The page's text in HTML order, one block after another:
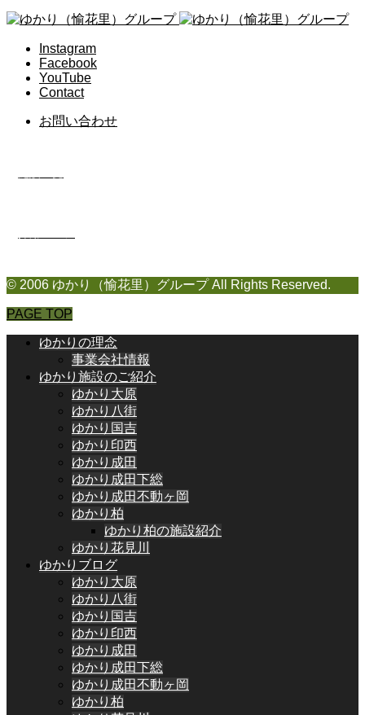
Instagram
Facebook
YouTube
Contact
お問い合わせ
© 2006 ゆかり（愉花里）グループ All Rights Reserved.
PAGE TOP
ゆかりの理念
事業会社情報
ゆかり施設のご紹介
ゆかり大原
ゆかり八街
ゆかり国吉
ゆかり印西
ゆかり成田
ゆかり成田下総
ゆかり成田不動ヶ岡
ゆかり柏
ゆかり柏の施設紹介
ゆかり花見川
ゆかりブログ
ゆかり大原
ゆかり八街
ゆかり国吉
ゆかり印西
ゆかり成田
ゆかり成田下総
ゆかり成田不動ヶ岡
ゆかり柏